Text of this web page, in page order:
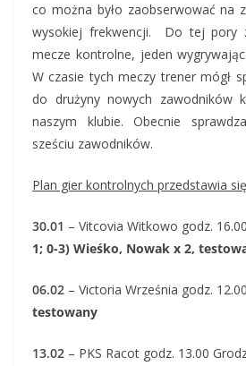
co można było zaobserwować na
wysokiej frekwencji. Do tej pory
mecze kontrolne, jeden
W czasie tych meczy trener mógł
do drużyny nowych zawodników
naszym klubie. Obecnie
sześciu zawodników.
Plan gier kontrolnych przedstawia
30.01 – Vitcovia Witkowo godz.
1; 0-3) Wieśko, Nowak x 2,
06.02 – Victoria Września godz.
testowany
13.02 – PKS Racot godz. 13.00